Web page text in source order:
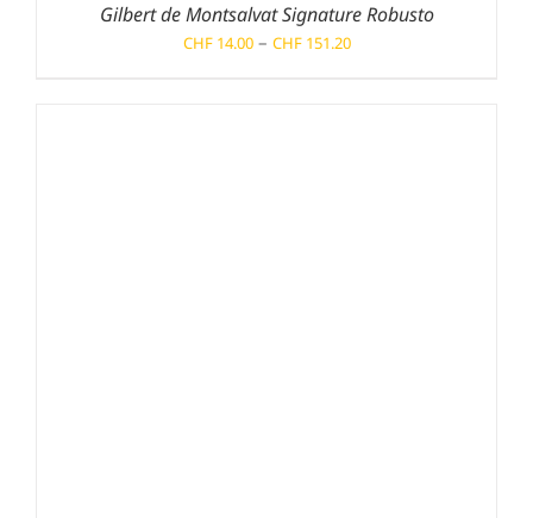
Gilbert de Montsalvat Signature Robusto
CHF14.00 – CHF151.20Preisspanne: